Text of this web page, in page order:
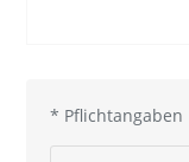
* Pflichtangaben